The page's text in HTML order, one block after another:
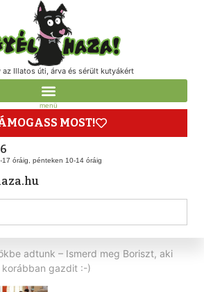
az Illatos úti, árva és sérült kutyákért
menü
MOST!
óráig, pénteken 10-14 óráig
adtunk – Ismerd meg Boriszt, aki
gazdit :-)